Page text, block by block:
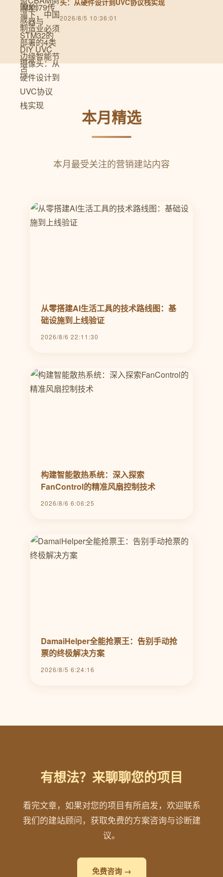
头：从硬件设计到UVC协议栈实现
2026/8/5 10:36:01
本月精选
本月最受关注的营销建站内容
从零搭建AI生活工具的技术路线图：基
础设施到上线验证
2026/8/6 22:11:30
构建智能散热系统：深入探索
FanControl的精准风扇控制技术
2026/8/6 6:06:25
DamaiHelper全能抢票王：告别手动抢
票的终极解决方案
2026/8/5 6:24:16
有想法？来聊聊您的项目
看完文章，如果对您的项目有所启发，欢迎联系
我们的建站顾问，获取免费的方案咨询与诊断建
议。
免费咨询 →